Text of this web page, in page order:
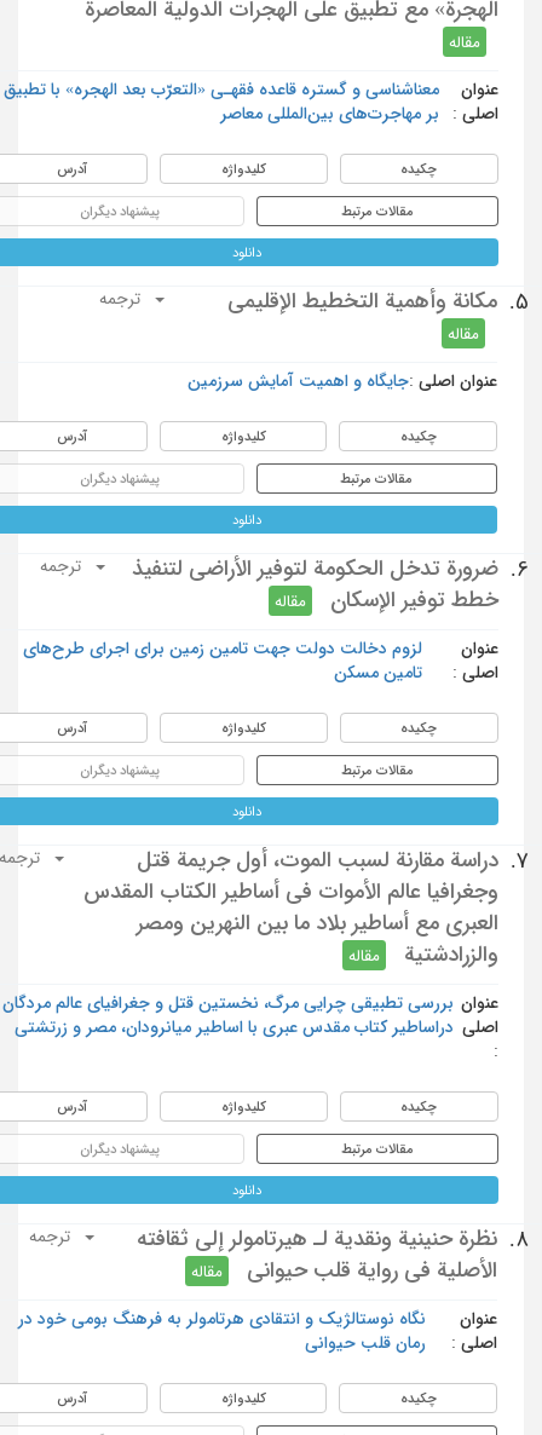
الهجرة» مع تطبيق على الهجرات الدولية المعاصرة
مقاله
عنوان
اصلی :
معناشناسی و گستره قاعده فقهـی «التعرّب بعد الهجره» با تطبیق
بر مهاجرت‌های بین‌المللی معاصر
چکیده کلیدواژه آدرس
مقالات مرتبط پیشنهاد دیگران
دانلود
5. مكانة وأهمية التخطيط الإقليمي
مقاله
ترجمه
عنوان اصلی : جایگاه و اهمیت آمایش سرزمین
چکیده کلیدواژه آدرس
مقالات مرتبط پیشنهاد دیگران
دانلود
6.
ضرورة تدخل الحكومة لتوفير الأراضي لتنفيذ
خطط توفير الإسكان
مقاله
ترجمه
عنوان
اصلی :
لزوم دخالت دولت جهت تامین زمین برای اجرای طرح‌های
تامین مسکن
چکیده کلیدواژه آدرس
مقالات مرتبط پیشنهاد دیگران
دانلود
7.
دراسة مقارنة لسبب الموت، أول جريمة قتل
وجغرافيا عالم الأموات في أساطير الكتاب المقدس
العبري مع أساطير بلاد ما بين النهرين ومصر
والزرادشتية
مقاله
ترجمه
عنوان
اصلی
بررسی تطبیقی چرایی مرگ، نخستین قتل و جغرافیای عالم مردگان
دراساطیر کتاب مقدس عبری با اساطیر میانرودان، مصر و زرتشتی‌
چکیده کلیدواژه آدرس
مقالات مرتبط پیشنهاد دیگران
دانلود
8.
نظرة حنينية ونقدية لـ هيرتامولر إلى ثقافته
الأصلية في رواية قلب حيواني
مقاله
ترجمه
عنوان
اصلی :
نگاه نوستالژیک و انتقادی هرتامولر به فرهنگ بومی خود در
رمان قلب حیوانی
چکیده کلیدواژه آدرس